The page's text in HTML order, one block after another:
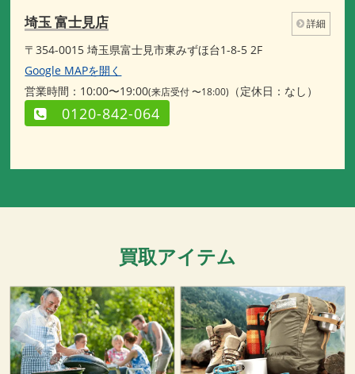
埼玉 富士見店 詳細
〒354-0015 埼玉県富士見市東みずほ台1-8-5 2F
Google MAPを開く
営業時間：10:00〜19:00(来店受付 〜18:00) （定休日：なし）
0120-842-064
買取アイテム